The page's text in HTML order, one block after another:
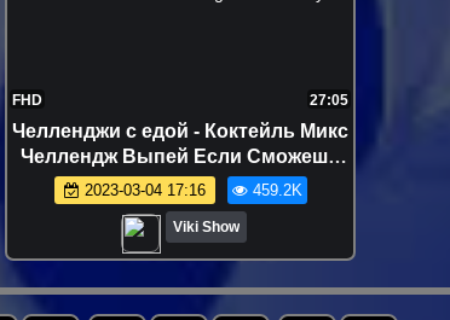
FHD 27:05
Челленджи с едой - Коктейль Микс
Челлендж Выпей Если Сможешь
Mystery Wheel Cocktail Challenge /
Вики Шоу
2023-03-04 17:16 459.2K
Viki Show